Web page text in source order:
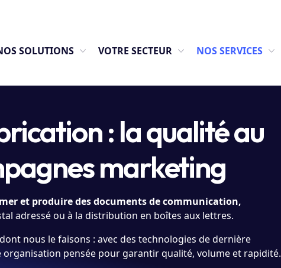
SOLUTIONS VOTRE SECTEUR NOS SERVICES
: la qualité au
marketing
et produire des documents de communication,
adressé ou à la distribution en boîtes aux lettres.
nous le faisons : avec des technologies de dernière
pensée pour garantir qualité, volume et rapidité.